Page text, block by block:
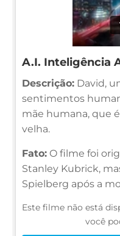
A.I. Inteligência
Descrição: David,
sentimentos
mãe humana, que
velha.
Fato: O filme foi
Stanley Kubrick,
Spielberg após a
Este filme não está
você